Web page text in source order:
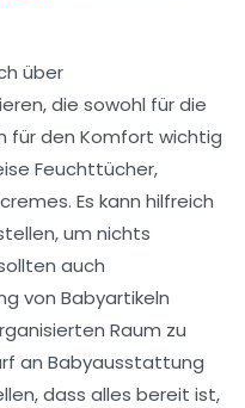
über
die sowohl für die
für den Komfort wichtig
Feuchttücher,
. Es kann hilfreich
um nichts
auch
von Babyartikeln
Raum zu
an Babyausstattung
dass alles bereit ist,